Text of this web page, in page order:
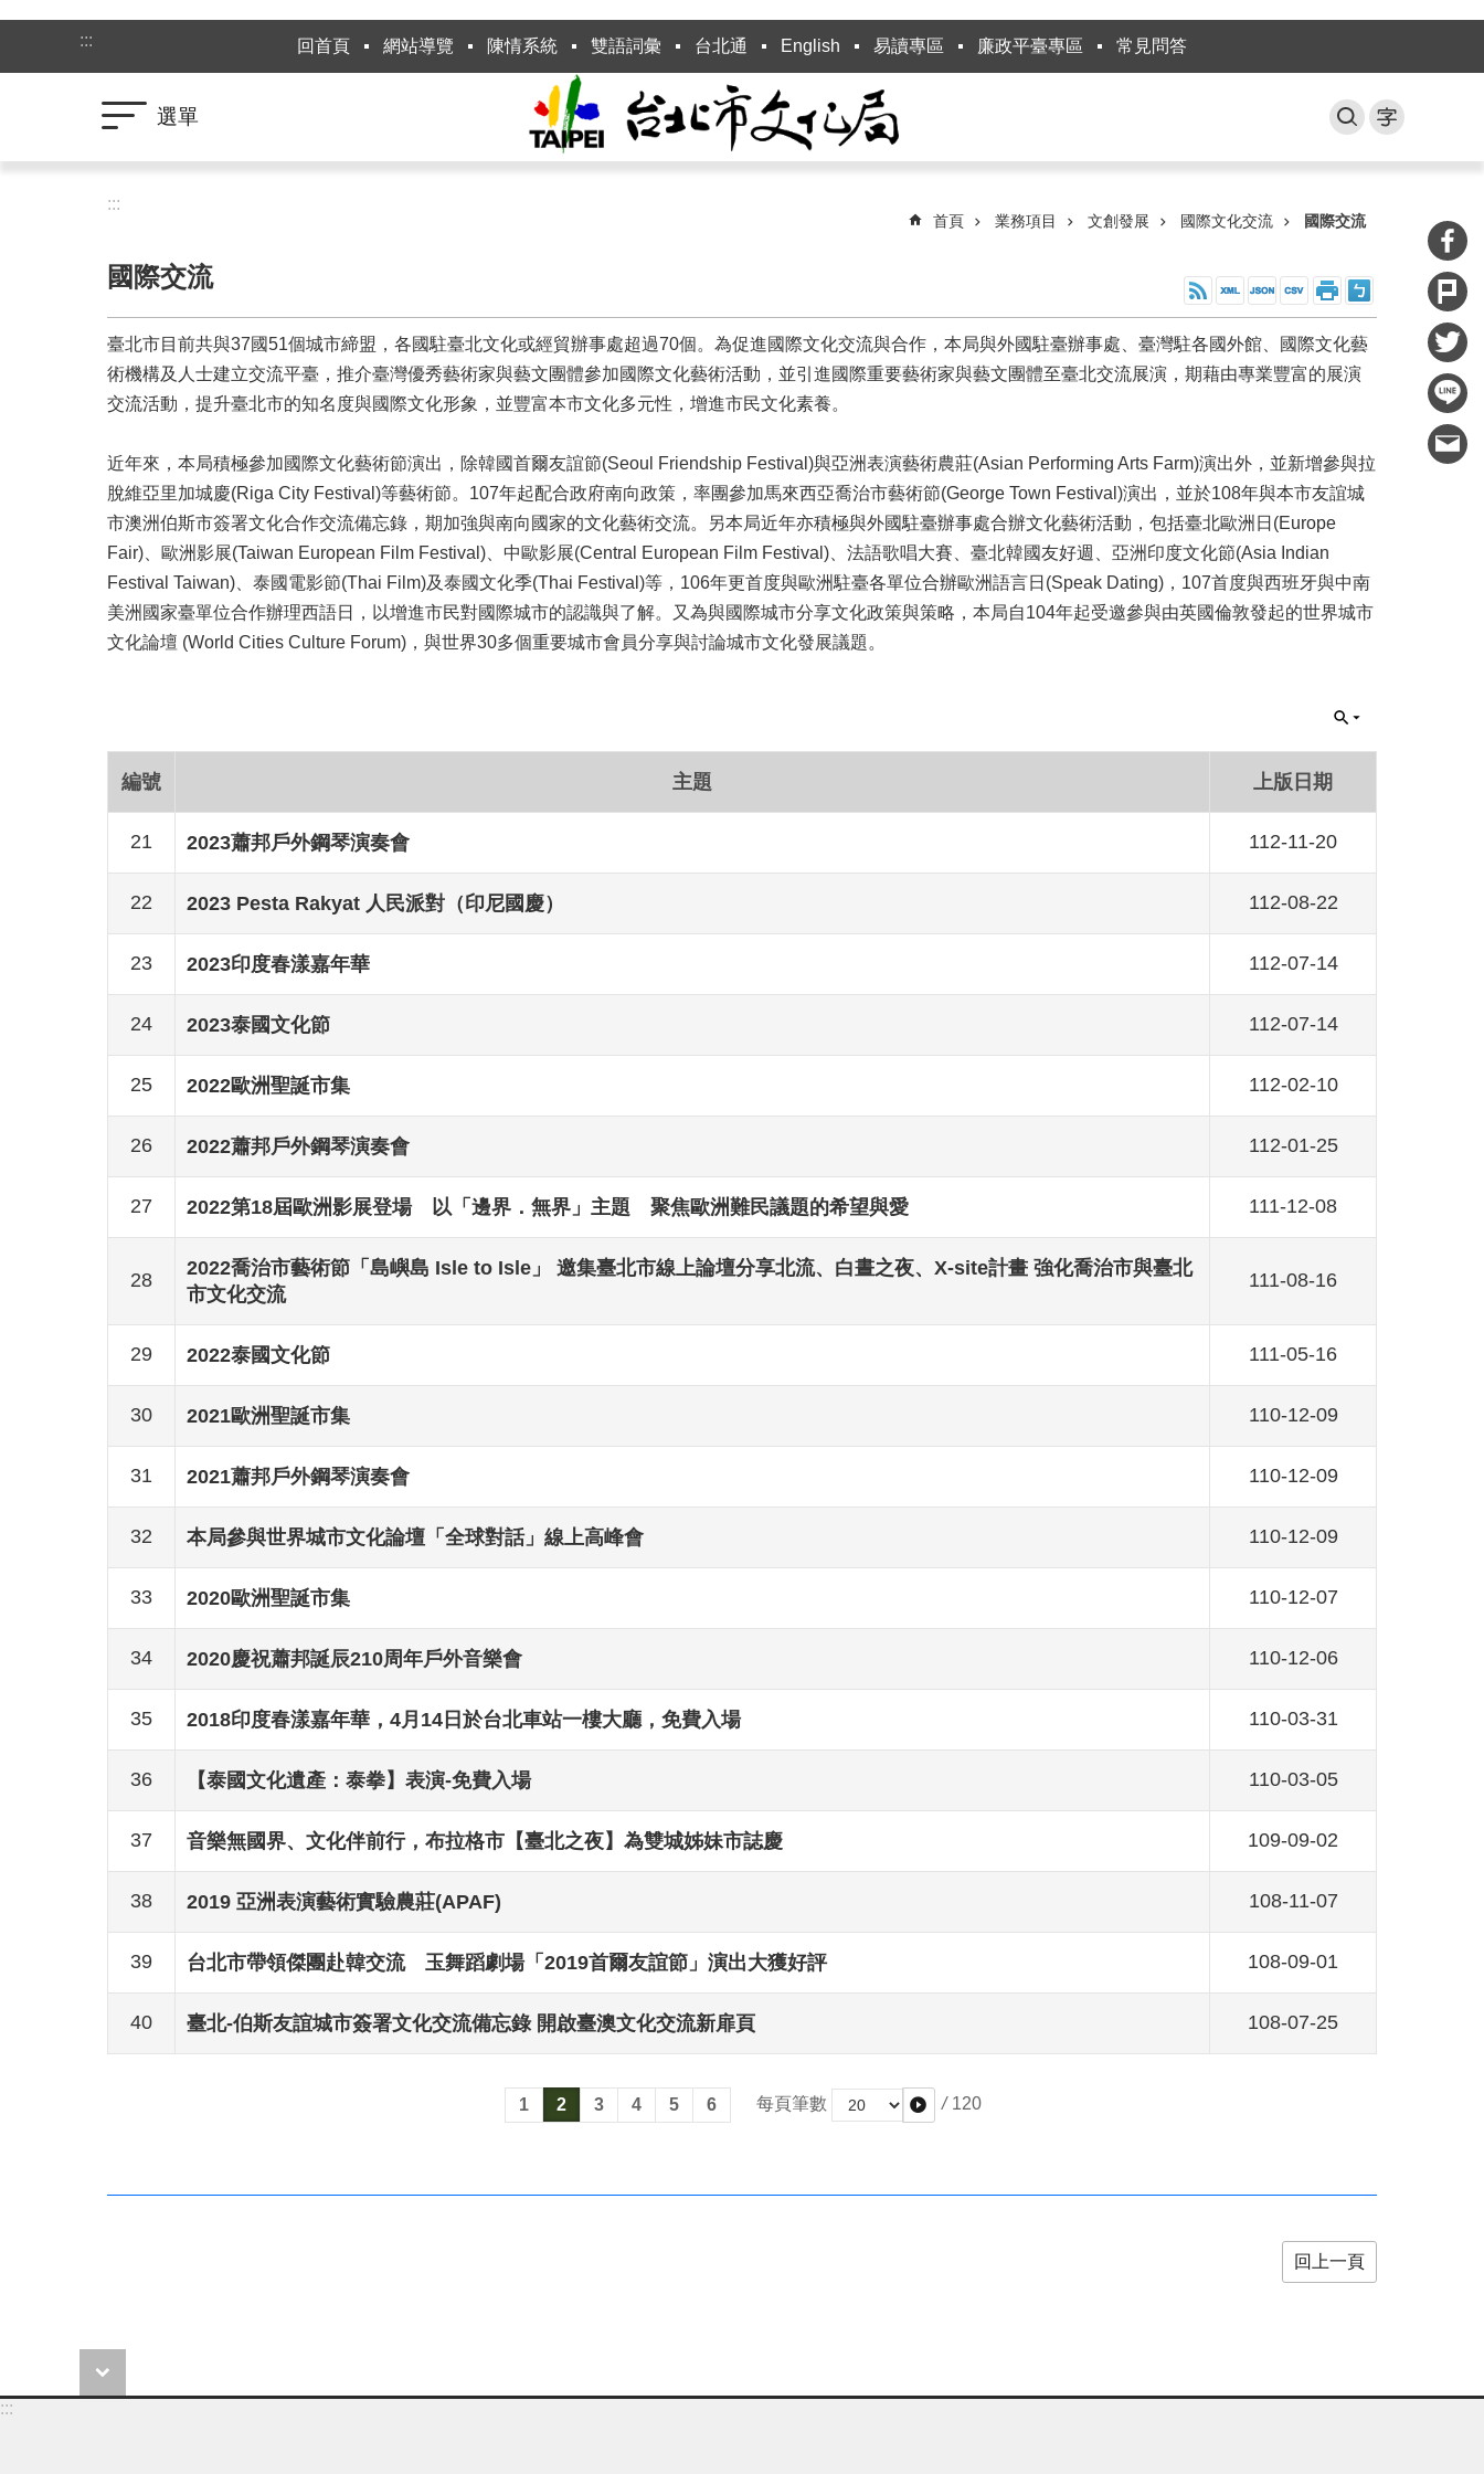
跳到主要內容區塊
:::
回首頁 網站導覽 陳情系統 雙語詞彙 台北通 English 易讀專區 廉政平臺專區 常見問答
選單
:::
首頁 業務項目 文創發展 國際文化交流 國際交流
國際交流
臺北市目前共與37國51個城市締盟，各國駐臺北文化或經貿辦事處超過70個。為促進國際文化交流與合作，本局與外國駐臺辦事處、臺灣駐各國外館、國際文化藝
術機構及人士建立交流平臺，推介臺灣優秀藝術家與藝文團體參加國際文化藝術活動，並引進國際重要藝術家與藝文團體至臺北交流展演，期藉由專業豐富的展演
交流活動，提升臺北市的知名度與國際文化形象，並豐富本市文化多元性，增進市民文化素養。
近年來，本局積極參加國際文化藝術節演出，除韓國首爾友誼節(Seoul Friendship Festival)與亞洲表演藝術農莊(Asian Performing Arts Farm)演出外，並新增參與拉
脫維亞里加城慶(Riga City Festival)等藝術節。107年起配合政府南向政策，率團參加馬來西亞喬治市藝術節(George Town Festival)演出，並於108年與本市友誼城
市澳洲伯斯市簽署文化合作交流備忘錄，期加強與南向國家的文化藝術交流。另本局近年亦積極與外國駐臺辦事處合辦文化藝術活動，包括臺北歐洲日(Europe
Fair)、歐洲影展(Taiwan European Film Festival)、中歐影展(Central European Film Festival)、法語歌唱大賽、臺北韓國友好週、亞洲印度文化節(Asia Indian
Festival Taiwan)、泰國電影節(Thai Film)及泰國文化季(Thai Festival)等，106年更首度與歐洲駐臺各單位合辦歐洲語言日(Speak Dating)，107首度與西班牙與中南
美洲國家臺單位合作辦理西語日，以增進市民對國際城市的認識與了解。又為與國際城市分享文化政策與策略，本局自104年起受邀參與由英國倫敦發起的世界城市
文化論壇 (World Cities Culture Forum)，與世界30多個重要城市會員分享與討論城市文化發展議題。
編號 主題 上版日期
21 2023蕭邦戶外鋼琴演奏會 112-11-20
22 2023 Pesta Rakyat 人民派對（印尼國慶） 112-08-22
23 2023印度春漾嘉年華 112-07-14
24 2023泰國文化節 112-07-14
25 2022歐洲聖誕市集 112-02-10
26 2022蕭邦戶外鋼琴演奏會 112-01-25
27 2022第18屆歐洲影展登場 以「邊界．無界」主題 聚焦歐洲難民議題的希望與愛 111-12-08
28
2022喬治市藝術節「島嶼島 Isle to Isle」 邀集臺北市線上論壇分享北流、白晝之夜、X-site計畫 強化喬治市與臺北
市文化交流
111-08-16
29 2022泰國文化節 111-05-16
30 2021歐洲聖誕市集 110-12-09
31 2021蕭邦戶外鋼琴演奏會 110-12-09
32 本局參與世界城市文化論壇「全球對話」線上高峰會 110-12-09
33 2020歐洲聖誕市集 110-12-07
34 2020慶祝蕭邦誕辰210周年戶外音樂會 110-12-06
35 2018印度春漾嘉年華，4月14日於台北車站一樓大廳，免費入場 110-03-31
36 【泰國文化遺產：泰拳】表演-免費入場 110-03-05
37 音樂無國界、文化伴前行，布拉格市【臺北之夜】為雙城姊妹市誌慶 109-09-02
38 2019 亞洲表演藝術實驗農莊(APAF) 108-11-07
39 台北市帶領傑團赴韓交流 玉舞蹈劇場「2019首爾友誼節」演出大獲好評 108-09-01
40 臺北-伯斯友誼城市簽署文化交流備忘錄 開啟臺澳文化交流新扉頁 108-07-25
1 2 3 4 5 6 每頁筆數 / 120
回上一頁
:::